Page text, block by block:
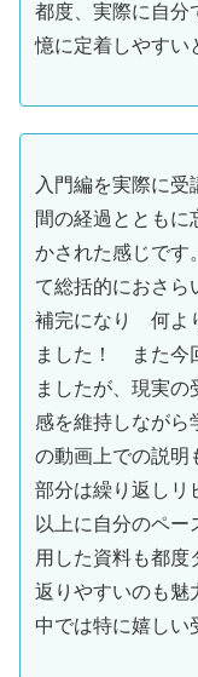
都度、実際に自分
憶に定着しやすい
入門編を実際に
間の経過とともに
かされた感じで
て総括的におさ
補完になり 何よ
ました！ また今
ましたが、現実
感を維持しながら
の動画上での説明
部分は繰り返しリ
以上に自分のペ
用した資料も都度
返りやすいのも魅
中では特に嬉しい